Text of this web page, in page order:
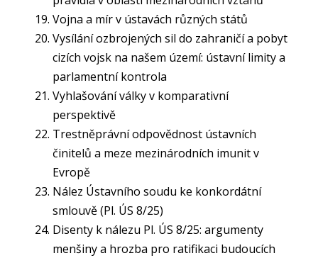
Vojna a mír v ústavách různých států
Vysílání ozbrojených sil do zahraničí a pobyt
cizích vojsk na našem území: ústavní limity a
parlamentní kontrola
Vyhlašování války v komparativní
perspektivě
Trestněprávní odpovědnost ústavních
činitelů a meze mezinárodních imunit v
Evropě
Nález Ústavního soudu ke konkordátní
smlouvě (Pl. ÚS 8/25)
Disenty k nálezu Pl. ÚS 8/25: argumenty
menšiny a hrozba pro ratifikaci budoucích